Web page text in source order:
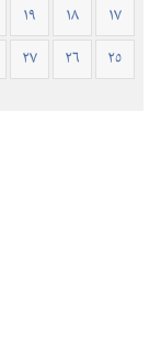
١٧
١٨ ١٩
٢٥
٢٦ ٢٧